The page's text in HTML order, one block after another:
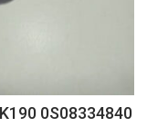
0S08334840